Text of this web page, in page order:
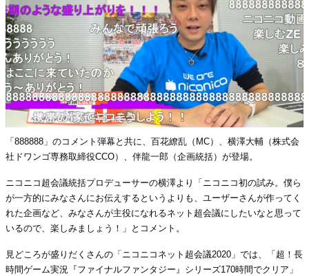
「888888」のコメント弾幕と共に、百花繚乱（MC）、横澤大輔（株式会
社ドワンゴ専務取締役CCO）、伴龍一郎（企画統括）が登場。
ニコニコ超会議統括プロデューサーの横澤より「ニコニコ初の試み。僕ら
が一方的にみなさんにお伝えするというよりも、ユーザーさんが作ってく
れた企画など、みなさんが主役になれるネット超会議にしたいなと思って
いるので、楽しみましょう！」とコメント。
見どころが盛りだくさんの「ニコニコネット超会議2020」では、「超！長
時間ゲーム実況『ファイナルファンタジー』シリーズ170時間でクリア」